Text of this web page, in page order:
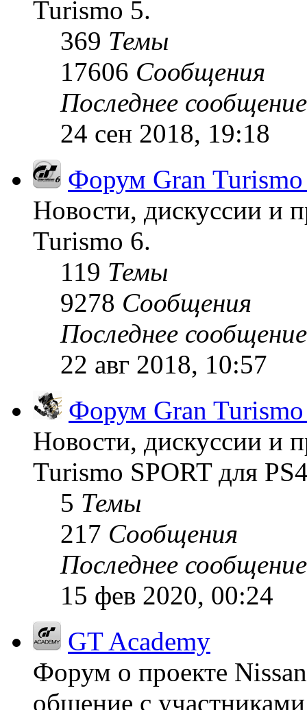
Turismo 5.
369 Темы
17606 Сообщения
Последнее сообщение
24 сен 2018, 19:18
Форум Gran
Новости, дискуссии и
Turismo 6.
119 Темы
9278 Сообщения
Последнее сообщение
22 авг 2018, 10:57
Форум Gran Turismo
Новости, дискуссии и
Turismo SPORT для
5 Темы
217 Сообщения
Последнее сообщение
15 фев 2020, 00:24
GT Academy
Форум о проекте
общение с